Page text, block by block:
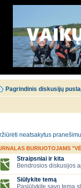
Pagrindinis diskusijų
neatsakytus
BURIUOTOJAMS
Straipsniai ir kita
Bendrosios diskusijos
Siūlykite temą
Pasiūlykite savo temą